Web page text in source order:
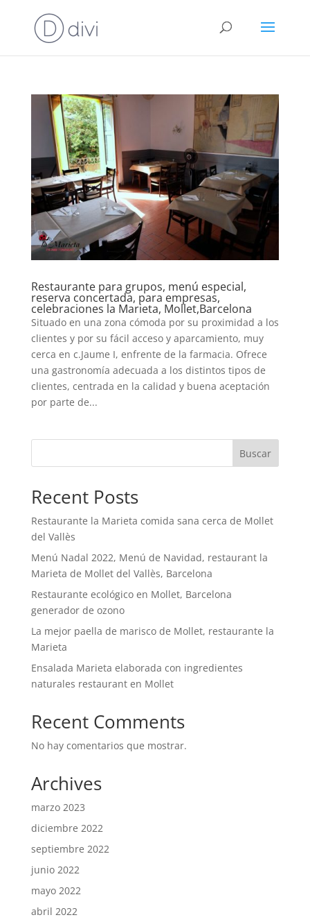
Restaurante para grupos, menú especial,
reserva concertada, para empresas,
celebraciones la Marieta, Mollet,Barcelona
Situado en una zona cómoda por su proximidad a los
clientes y por su fácil acceso y aparcamiento, muy
cerca en c.Jaume I, enfrente de la farmacia. Ofrece
una gastronomía adecuada a los distintos tipos de
clientes, centrada en la calidad y buena aceptación
por parte de...
Buscar
Recent Posts
Restaurante la Marieta comida sana cerca de Mollet
del Vallès
Menú Nadal 2022, Menú de Navidad, restaurant la
Marieta de Mollet del Vallès, Barcelona
Restaurante ecológico en Mollet, Barcelona
generador de ozono
La mejor paella de marisco de Mollet, restaurante la
Marieta
Ensalada Marieta elaborada con ingredientes
naturales restaurant en Mollet
Recent Comments
No hay comentarios que mostrar.
Archives
marzo 2023
diciembre 2022
septiembre 2022
junio 2022
mayo 2022
abril 2022